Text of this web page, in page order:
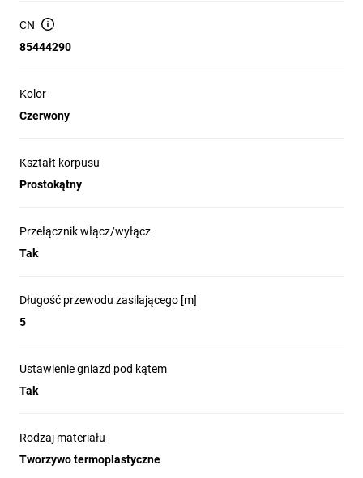
CN
85444290
Kolor
Czerwony
Kształt korpusu
Prostokątny
Przełącznik włącz/wyłącz
Tak
Długość przewodu zasilającego [m]
5
Ustawienie gniazd pod kątem
Tak
Rodzaj materiału
Tworzywo termoplastyczne